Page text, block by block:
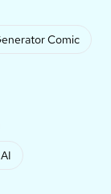
Comic